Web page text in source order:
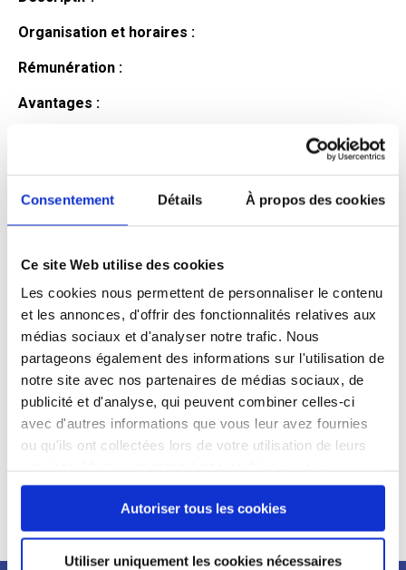
Consentement Détails À propos des cookies
Ce site Web utilise des cookies
Les cookies nous permettent de personnaliser le contenu
et les annonces, d'offrir des fonctionnalités relatives aux
médias sociaux et d'analyser notre trafic. Nous
partageons également des informations sur l'utilisation de
notre site avec nos partenaires de médias sociaux, de
publicité et d'analyse, qui peuvent combiner celles-ci
avec d'autres informations que vous leur avez fournies
ou qu'ils ont collectées lors de votre utilisation de leurs
continuez à utiliser notre site Web.
Autoriser tous les cookies
Utiliser uniquement les cookies nécessaires
Organisation et horaires :
Rémunération :
Avantages :
candidat
Qualifications et diplômes :
Profil recherché :
Expérience :
Processus
de
recrutement